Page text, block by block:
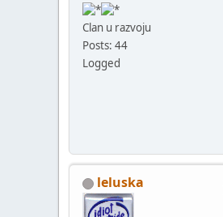
Clan u razvoju
Posts: 44
Logged
leluska